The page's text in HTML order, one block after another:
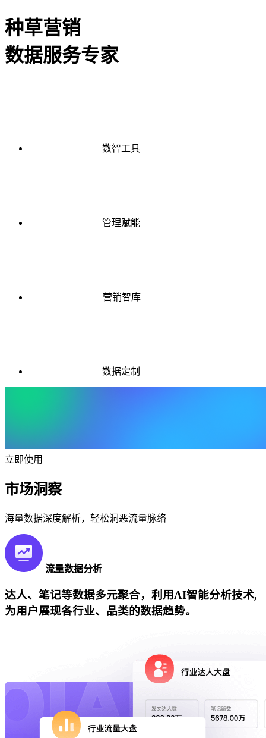
种草营销
数据服务专家
数智工具
管理赋能
营销智库
数据定制
立即使用
市场洞察
海量数据深度解析，轻松洞恶流量脉络
流量数据分析
达人、笔记等数据多元聚合，利用AI智能分析技术,
为用户展现各行业、品类的数据趋势。